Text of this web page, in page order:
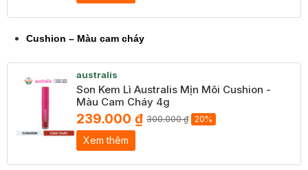
Cushion – Màu cam cháy
australis
Son Kem Lì Australis Mịn Môi Cushion -
Màu Cam Cháy 4g
239.000 ₫ 300.000 ₫ 20%
Xem thêm